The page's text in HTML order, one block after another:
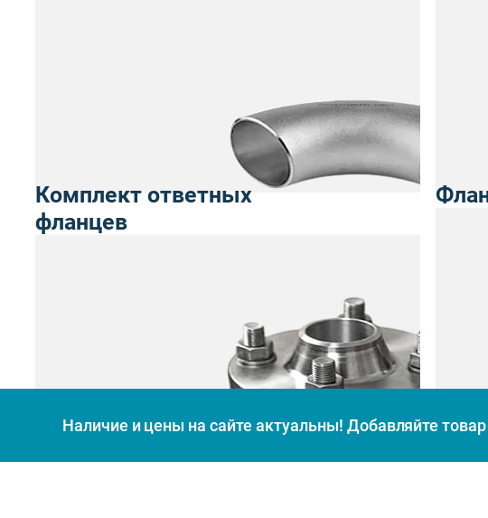
Комплект ответных
фланцев
Наличие и цены на сайте актуальны! Добавляйте